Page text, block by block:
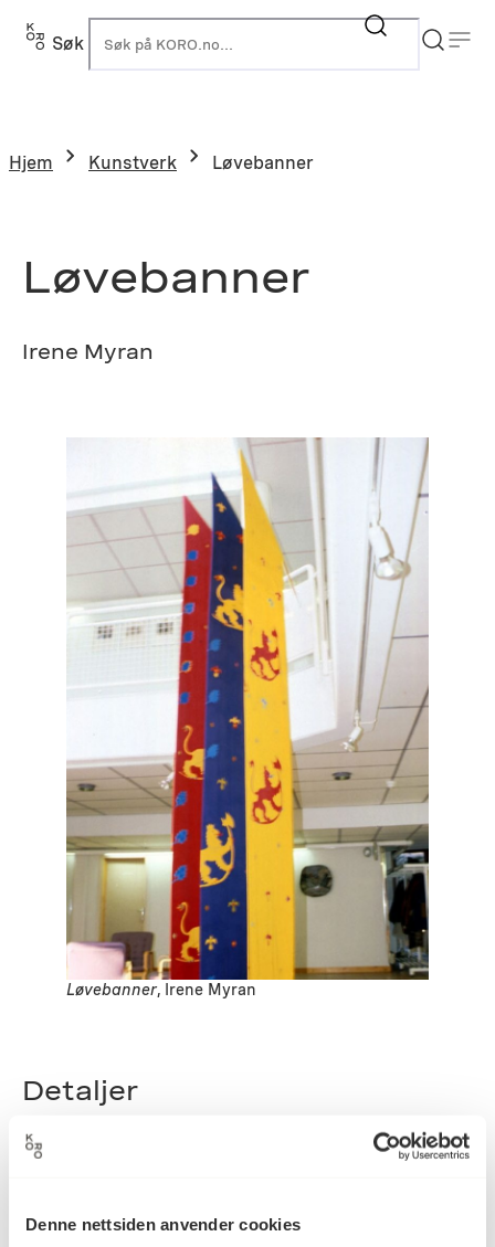
Denne nettsiden anvender cookies
Hopp
Søk
Hjem Kunstverk Løvebanner
Løvebanner
Irene Myran
Løvebanner, Irene Myran
Detaljer